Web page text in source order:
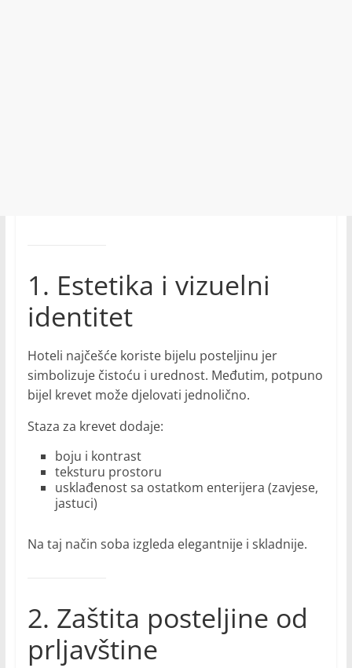
1. Estetika i vizuelni
identitet
Hoteli najčešće koriste bijelu posteljinu jer
simbolizuje čistoću i urednost. Međutim, potpuno
bijel krevet može djelovati jednolično.
Staza za krevet dodaje:
boju i kontrast
teksturu prostoru
usklađenost sa ostatkom enterijera (zavjese,
jastuci)
Na taj način soba izgleda elegantnije i skladnije.
2. Zaštita posteljine od
prljavštine